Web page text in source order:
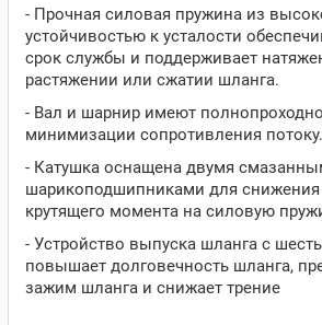
- Прочная силовая пружина из
устойчивостью к усталости
срок службы и поддерживает
растяжении или сжатии шланга.
- Вал и шарнир имеют
минимизации сопротивления потоку.
- Катушка оснащена двумя
шарикоподшипниками для снижения
крутящего момента на силовую
- Устройство выпуска шланга с
повышает долговечность шланга,
зажим шланга и снижает трение